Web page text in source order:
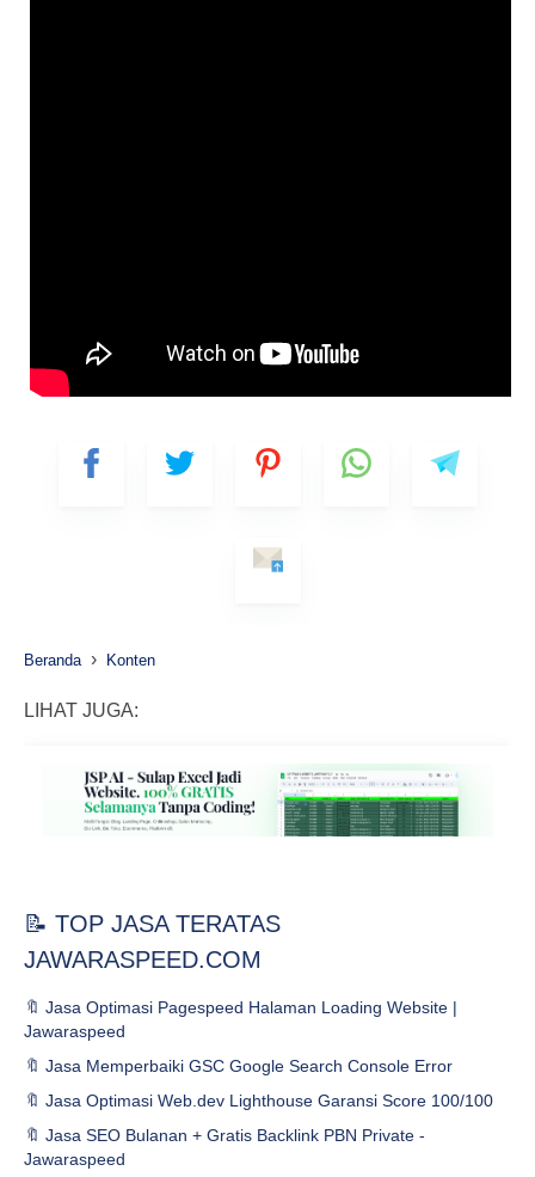
Beranda › Konten
LIHAT JUGA:
📝 TOP JASA TERATAS
JAWARASPEED.COM
🔖 Jasa Optimasi Pagespeed Halaman Loading Website |
Jawaraspeed
🔖 Jasa Memperbaiki GSC Google Search Console Error
🔖 Jasa Optimasi Web.dev Lighthouse Garansi Score 100/100
🔖 Jasa SEO Bulanan + Gratis Backlink PBN Private -
Jawaraspeed